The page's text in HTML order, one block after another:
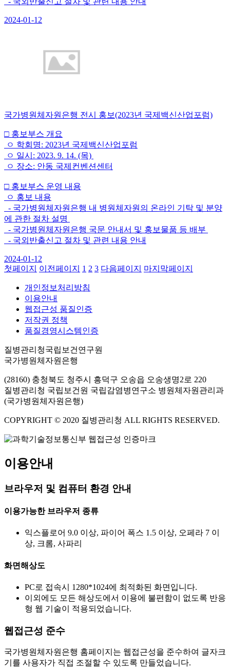
2024-01-12
국가병원체자원은행 전시 홍보(2023년 국제백신산업포럼)
□ 홍보부스 개요
ㅇ 학회명: 2023년 국제백신산업포럼
ㅇ 일시: 2023. 9. 14. (목)
ㅇ 장소: 안동 국제컨벤션센터
□ 홍보부스 운영 내용
ㅇ 홍보 내용
- 국가병원체자원은행 내 병원체자원의 온라인 기탁 및 분양
에 관한 절차 설명
- 국가병원체자원은행 국문 안내서 및 홍보물품 등 배부
- 국외반출신고 절차 및 관련 내용 안내
2024-01-12
첫페이지
이전페이지 1 2 3 다음페이지 마지막페이지
개인정보처리방침
이용안내
웹접근성 품질인증
저작권 정책
품질경영시스템인증
질병관리청국립보건연구원
국가병원체자원은행
(28160) 충청북도 청주시 흥덕구 오송읍 오송생명2로 220
질병관리청 국립보건원 국립감염병연구소 병원체자원관리과
(국가병원체자원은행)
COPYRIGHT © 2020 질병관리청 ALL RIGHTS RESERVED.
이용안내
브라우저 및 컴퓨터 환경 안내
이용가능한 브라우저 종류
익스플로어 9.0 이상, 파이어 폭스 1.5 이상, 오페라 7 이
상, 크롬, 사파리
화면해상도
PC로 접속시 1280*1024에 최적화된 화면입니다.
이외에도 모든 해상도에서 이용에 불편함이 없도록 반응
형 웹 기술이 적용되었습니다.
웹접근성 준수
국가병원체자원은행 홈페이지는 웹접근성을 준수하여 글자크
기를 사용자가 직접 조절할 수 있도록 만들었습니다.